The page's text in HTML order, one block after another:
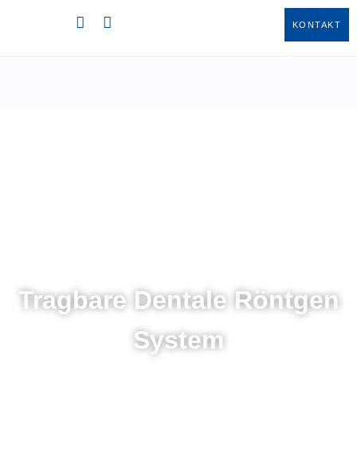
KONTAKT
Tragbare Dentale Röntgen
System